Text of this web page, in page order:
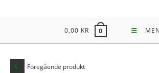
0,00 KR 0
Föregående produkt